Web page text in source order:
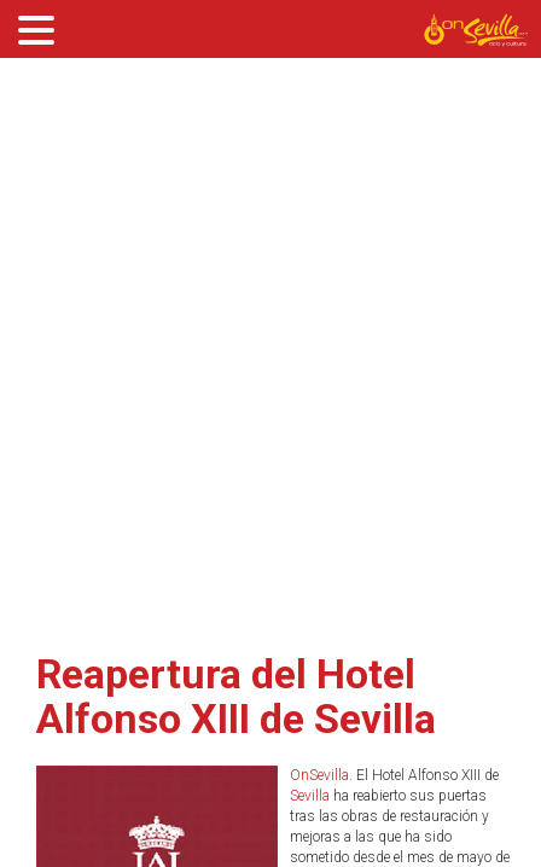
Reapertura del Hotel
Alfonso XIII de Sevilla
OnSevilla. El Hotel Alfonso XIII de
Sevilla ha reabierto sus puertas
tras las obras de restauración y
mejoras a las que ha sido
sometido desde el mes de mayo de